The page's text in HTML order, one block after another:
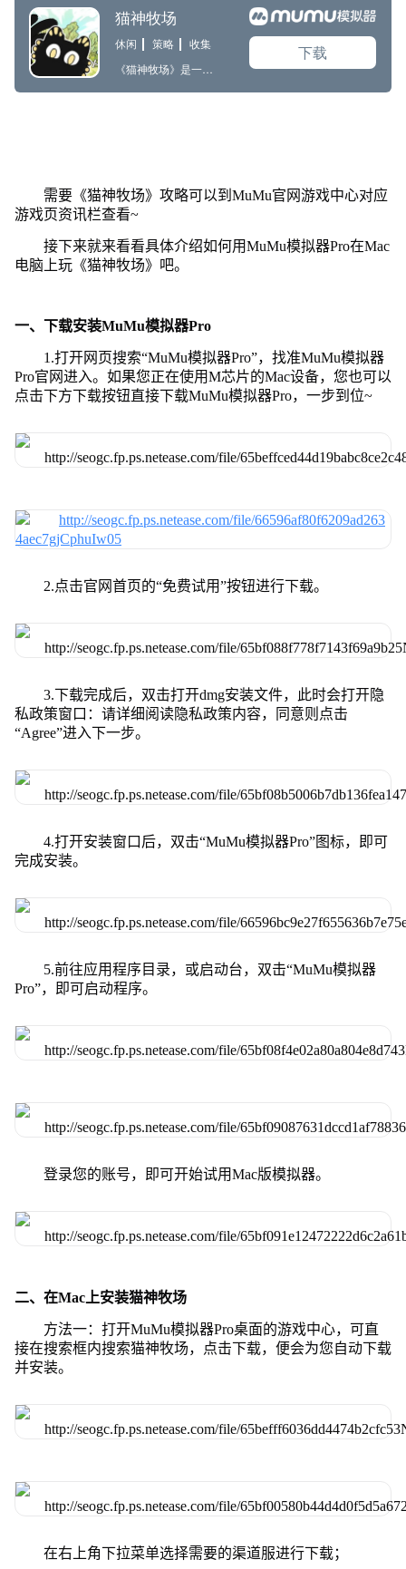
需要《猫神牧场》攻略可以到MuMu官网游戏中心对应
游戏页资讯栏查看~
接下来就来看看具体介绍如何用MuMu模拟器Pro在Mac
电脑上玩《猫神牧场》吧。
一、下载安装MuMu模拟器Pro
1.打开网页搜索“MuMu模拟器Pro”，找准MuMu模拟器
Pro官网进入。如果您正在使用M芯片的Mac设备，您也可以
点击下方下载按钮直接下载MuMu模拟器Pro，一步到位~
2.点击官网首页的“免费试用”按钮进行下载。
3.下载完成后，双击打开dmg安装文件，此时会打开隐
私政策窗口：请详细阅读隐私政策内容，同意则点击
“Agree”进入下一步。
4.打开安装窗口后，双击“MuMu模拟器Pro”图标，即可
完成安装。
5.前往应用程序目录，或启动台，双击“MuMu模拟器
Pro”，即可启动程序。
登录您的账号，即可开始试用Mac版模拟器。
二、在Mac上安装猫神牧场
方法一：打开MuMu模拟器Pro桌面的游戏中心，可直
接在搜索框内搜索猫神牧场，点击下载，便会为您自动下载
并安装。
在右上角下拉菜单选择需要的渠道服进行下载；